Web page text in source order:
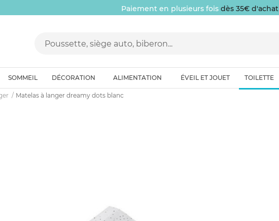
Paiement en plusieurs fois dès 35€ d'achat
SOMMEIL DÉCORATION ALIMENTATION ÉVEIL ET JOUET TOILETTE
Matelas à langer dreamy dots blanc